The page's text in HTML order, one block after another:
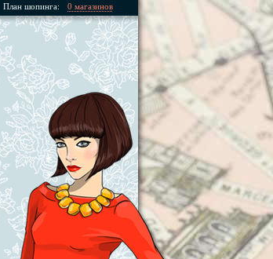
План шопинга: 0 магазинов